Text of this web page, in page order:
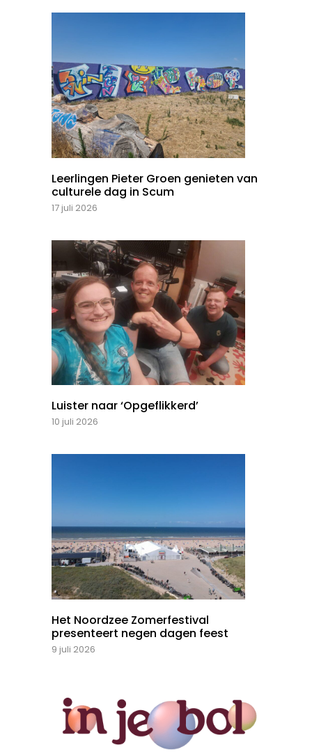
Leerlingen Pieter Groen genieten van
culturele dag in Scum
17 juli 2026
Luister naar ‘Opgeflikkerd’
10 juli 2026
Het Noordzee Zomerfestival
presenteert negen dagen feest
9 juli 2026